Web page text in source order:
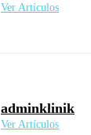
Ver Artículos
adminklinik
Ver Artículos